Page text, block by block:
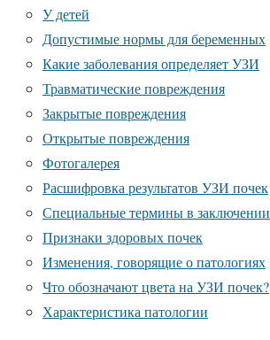
У детей
Допустимые нормы для беременных
Какие заболевания определяет УЗИ
Травматические повреждения
Закрытые повреждения
Открытые повреждения
Фотогалерея
Расшифровка результатов УЗИ почек
Специальные термины в заключении
Признаки здоровых почек
Изменения, говорящие о патологиях
Что обозначают цвета на УЗИ почек?
Характеристика патологии